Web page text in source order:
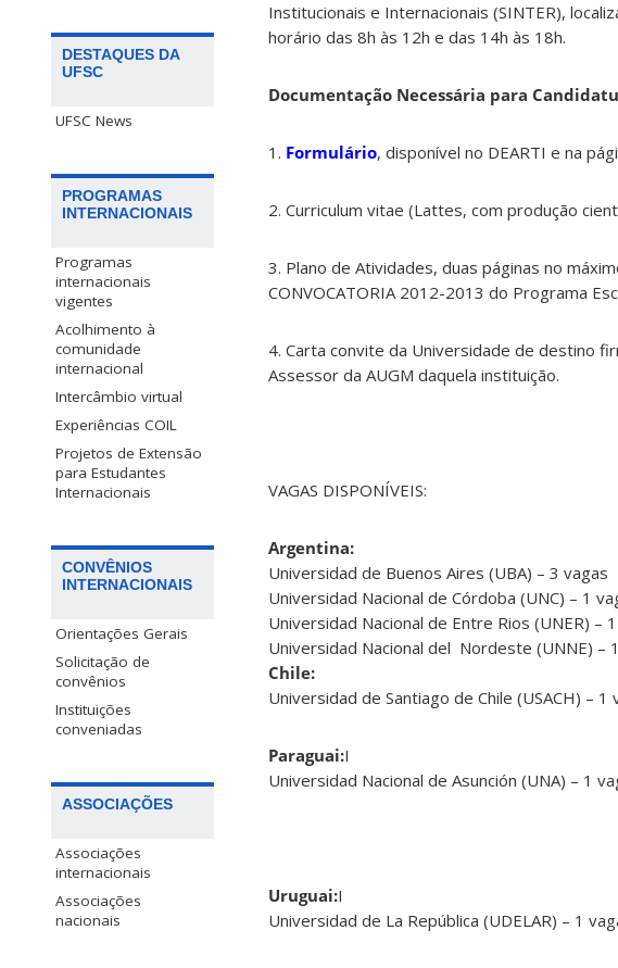
DESTAQUES DA
UFSC
UFSC News
PROGRAMAS
INTERNACIONAIS
Programas
internacionais
vigentes
Acolhimento à
comunidade
internacional
Intercâmbio virtual
Experiências COIL
Projetos de Extensão
para Estudantes
Internacionais
CONVÊNIOS
INTERNACIONAIS
Orientações Gerais
Solicitação de
convênios
Instituições
conveniadas
ASSOCIAÇÕES
Associações
internacionais
Associações
nacionais
Institucionais e Internacionais (SINTER),
horário das 8h às 12h e das 14h às 18h.
Documentação Necessária para
1. Formulário, disponível no DEARTI e na
2. Curriculum vitae (Lattes, com produção
3. Plano de Atividades, duas páginas no
CONVOCATORIA 2012-2013 do Programa
4. Carta convite da Universidade de destino
Assessor da AUGM daquela instituição.
VAGAS DISPONÍVEIS:
Argentina:
Universidad de Buenos Aires (UBA) – 3 vagas
Universidad Nacional de Córdoba (UNC) – 1
Universidad Nacional de Entre Rios (UNER) –
Universidad Nacional del Nordeste (UNNE) –
Chile:
Universidad de Santiago de Chile (USACH) – 1
Paraguai:I
Universidad Nacional de Asunción (UNA) – 1
Uruguai:I
Universidad de La República (UDELAR) – 1